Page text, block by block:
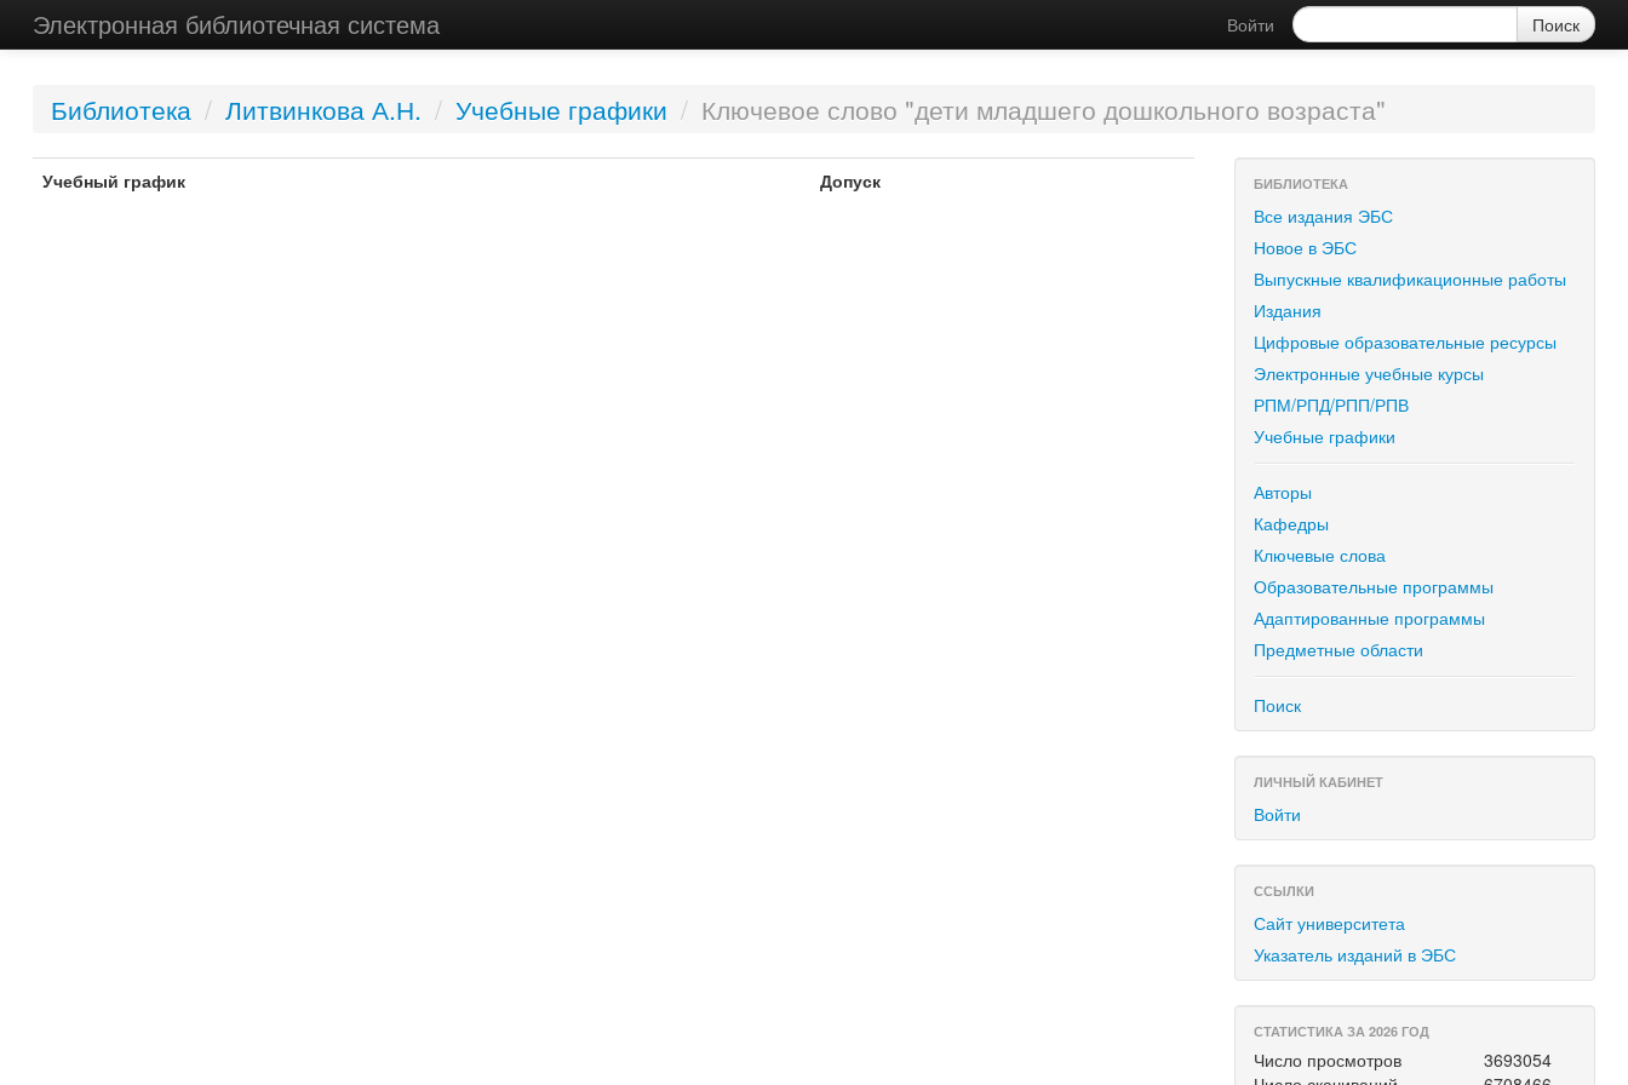
Электронная библиотечная система Войти
Библиотека / Литвинкова А.Н. / Учебные графики / Ключевое слово "дети младшего дошкольного возраста"
Учебный график Допуск БИБЛИОТЕКА
Все издания ЭБС
Новое в ЭБС
Выпускные квалификационные работы
Издания
Цифровые образовательные ресурсы
Электронные учебные курсы
РПМ/РПД/РПП/РПВ
Учебные графики
Авторы
Кафедры
Ключевые слова
Образовательные программы
Адаптированные программы
Предметные области
Поиск
ЛИЧНЫЙ КАБИНЕТ
Войти
ССЫЛКИ
Сайт университета
Указатель изданий в ЭБС
СТАТИСТИКА ЗА 2026 ГОД
Число просмотров
3693054